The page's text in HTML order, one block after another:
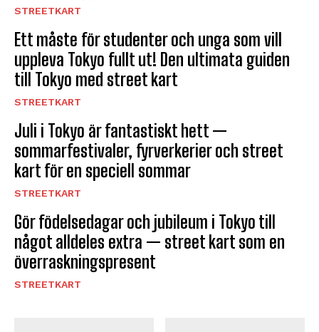
STREETKART
Ett måste för studenter och unga som vill
uppleva Tokyo fullt ut! Den ultimata guiden
till Tokyo med street kart
STREETKART
Juli i Tokyo är fantastiskt hett —
sommarfestivaler, fyrverkerier och street
kart för en speciell sommar
STREETKART
Gör födelsedagar och jubileum i Tokyo till
något alldeles extra — street kart som en
överraskningspresent
STREETKART